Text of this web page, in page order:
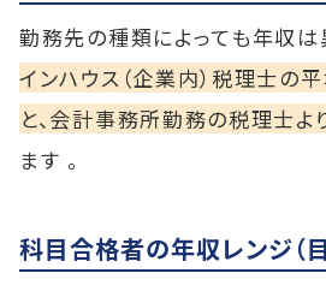
勤務先の種類によっても年収は
インハウス（企業内）税理士の
と、会計事務所勤務の税理士よ
ます 。​
科目合格者の年収レンジ（目